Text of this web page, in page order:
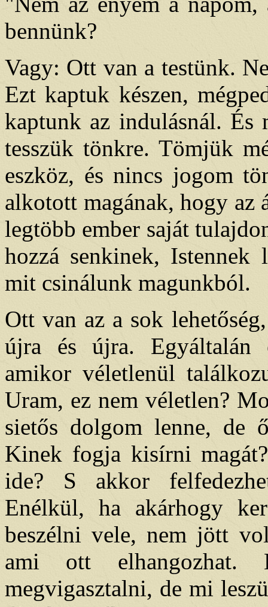
bennünk?
Vagy: Ott van a testünk.
Ezt kaptuk készen,
kaptunk az indulásnál. És
tesszük tönkre. Tömjük
eszköz, és nincs jogom
alkotott magának, hogy az
legtöbb ember saját
hozzá senkinek, Istennek
mit csinálunk magunkból.
Ott van az a sok
újra és újra. Egyáltalán
amikor véletlenül
Uram, ez nem véletlen?
sietős dolgom lenne, de
Kinek fogja kisírni
ide? S akkor
Enélkül, ha akárhogy
beszélni vele, nem jött
ami ott
megvigasztalni, de mi